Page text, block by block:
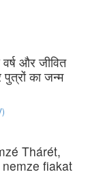
और जीवित
का जन्म
Thárét,
fiakat